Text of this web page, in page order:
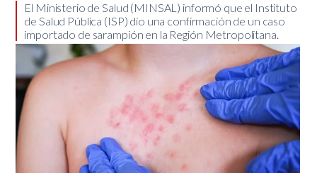
El Ministerio de Salud (MINSAL) informó que el Instituto
de Salud Pública (ISP) dio una confirmación de un caso
importado de sarampión en la Región Metropolitana.